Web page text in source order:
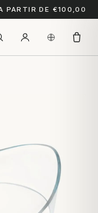
PARTIR DE €100,00